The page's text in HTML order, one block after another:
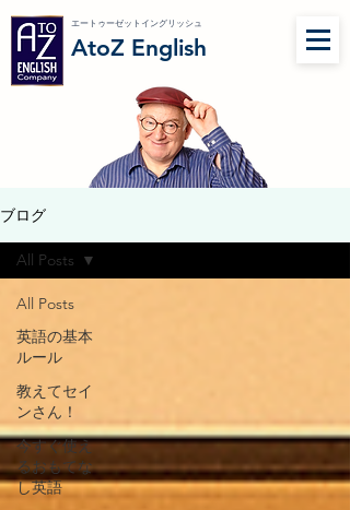
AtoZ English
エートゥーゼットイングリッシュ
ブログ
All Posts
英語の基本
ルール
教えてセイ
ンさん！
今すぐ使え
るおもてな
し英語
All Posts